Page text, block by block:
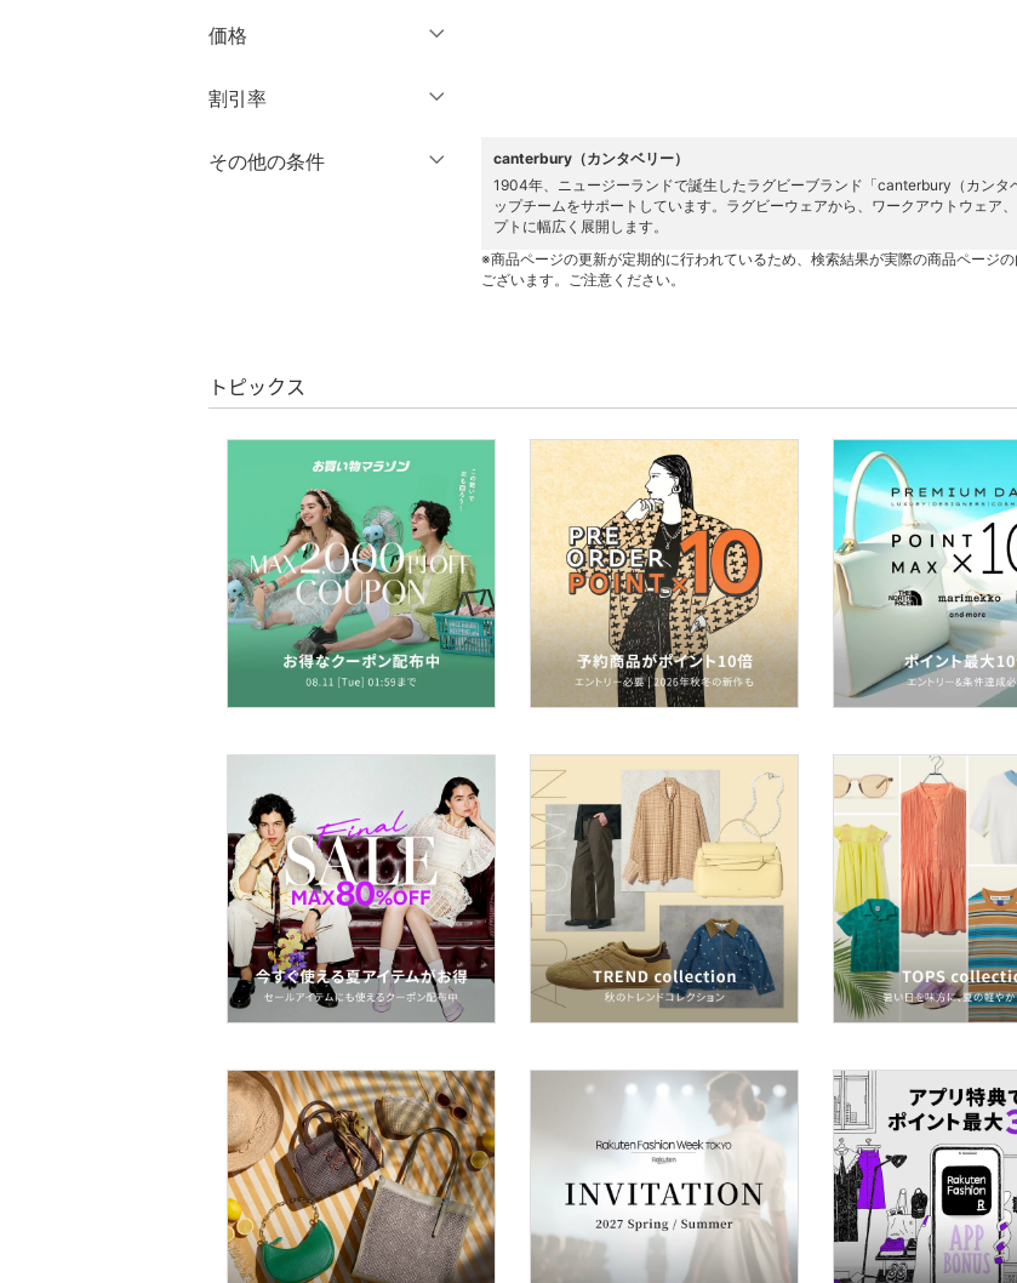
ワンピース・ドレス
スカート
オールインワン・オーバ
ーオール
靴下・レッグウェア
アクセサリー・腕時計
財布・ポーチ・ケース
帽子
ヘアアクセサリー
マタニティウェア・ベビ
ー用品
水着・スイムグッズ
着物・浴衣・和装小物
スキンケア
ボディケア・オーラルケ
ア
ヘアケア
食器・調理器具・キッチ
ン用品
インテリア・生活雑貨
スマホグッズ・オーディ
クリア
価格
絞り込み
割引率
％OFF～ ％OFF
その他の条件
canterbury（カンタベリー）
1904年、ニュージーランドで誕生したラグビーブランド「canterbury（カンタ
ップチームをサポートしています。ラグビーウェアから、ワークアウトウェア
プトに幅広く展開します。
※商品ページの更新が定期的に行われているため、検索結果が実際の商品ページ
ございます。ご注意ください。
トピックス